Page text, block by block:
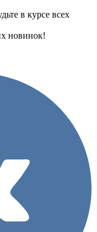
в курсе всех
новинок!